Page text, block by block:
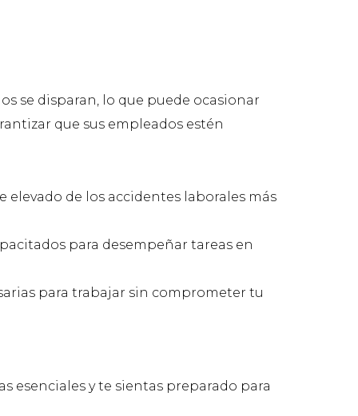
se disparan, lo que puede ocasionar
que sus empleados estén
de los accidentes laborales más
para desempeñar tareas en
para trabajar sin comprometer tu
esenciales y te sientas preparado para